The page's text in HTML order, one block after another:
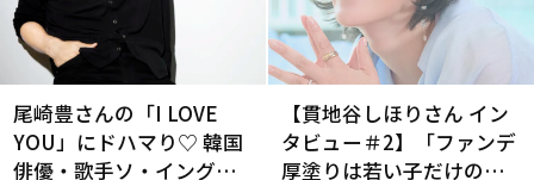
尾崎豊さんの「I LOVE
YOU」にドハマり♡ 韓国
俳優・歌手ソ・イングク
【貫地谷しほりさん イン
タビュー＃2】「ファンデ
厚塗りは若い子だけの特